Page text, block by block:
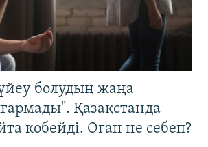
болудың жаңа
Қазақстанда
көбейді. Оған не себеп?